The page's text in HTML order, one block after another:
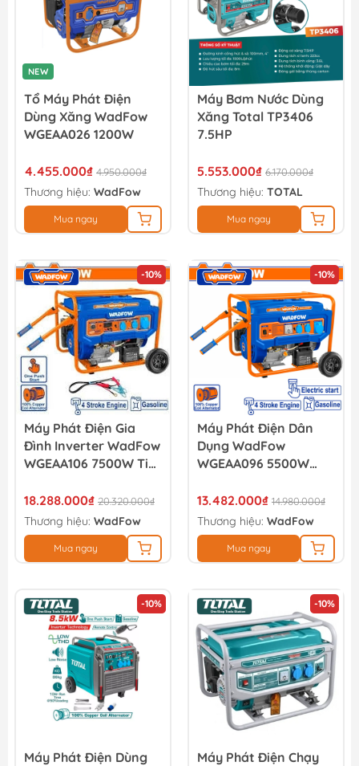
NEW
Tổ Máy Phát Điện
Dùng Xăng WadFow
WGEAA026 1200W
4.455.000₫ 4.950.000₫
Thương hiệu: WadFow
Mua ngay
Máy Bơm Nước Dùng
Xăng Total TP3406
7.5HP
5.553.000₫ 6.170.000₫
Thương hiệu: TOTAL
Mua ngay
-10%
Máy Phát Điện Gia
Đình Inverter WadFow
WGEAA106 7500W Tiết
18.288.000₫ 20.320.000₫
Thương hiệu: WadFow
Mua ngay
-10%
Máy Phát Điện Dân
Dụng WadFow
WGEAA096 5500W
13.482.000₫ 14.980.000₫
Thương hiệu: WadFow
Mua ngay
-10%
Máy Phát Điện Dùng
-10%
Máy Phát Điện Chạy